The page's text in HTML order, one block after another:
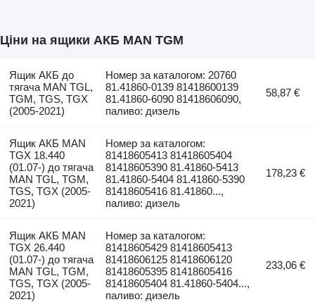
Ціни на ящики АКБ MAN TGM
Ящик АКБ до
тягача MAN TGL,
TGM, TGS, TGX
(2005-2021)
Номер за каталогом: 20760
81.41860-0139 81418600139
81.41860-6090 81418606090,
паливо: дизель
58,87 €
Ящик АКБ MAN
TGX 18.440
(01.07-) до тягача
MAN TGL, TGM,
TGS, TGX (2005-
2021)
Номер за каталогом:
81418605413 81418605404
81418605390 81.41860-5413
81.41860-5404 81.41860-5390
81418605416 81.41860...,
паливо: дизель
178,23 €
Ящик АКБ MAN
TGX 26.440
(01.07-) до тягача
MAN TGL, TGM,
TGS, TGX (2005-
2021)
Номер за каталогом:
81418605429 81418605413
81418606125 81418606120
81418605395 81418605416
81418605404 81.41860-5404...,
паливо: дизель
233,06 €